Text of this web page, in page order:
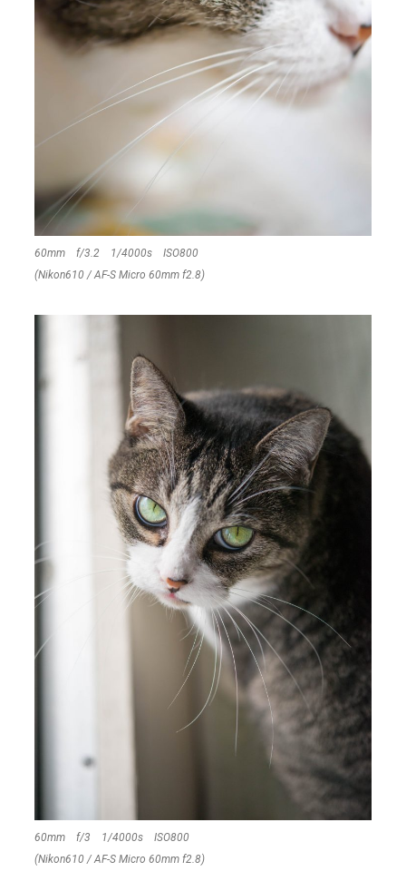
60mm f/3.2 1/4000s ISO800
(Nikon610 / AF-S Micro 60mm f2.8)
60mm f/3 1/4000s ISO800
(Nikon610 / AF-S Micro 60mm f2.8)